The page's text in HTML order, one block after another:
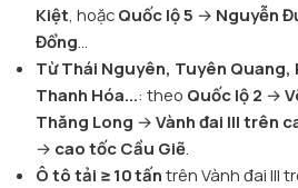
Kiệt , hoặc Quốc lộ 5 → Nguyễn
Đổng
Từ Thái Nguyên, Tuyên Quang,
Thanh Hóa...: theo Quốc lộ 2 →
Thăng Long → Vành đai III trên
→ cao tốc Cầu Giẽ
Ô tô tải ≥ 10 tấn trên Vành đai III